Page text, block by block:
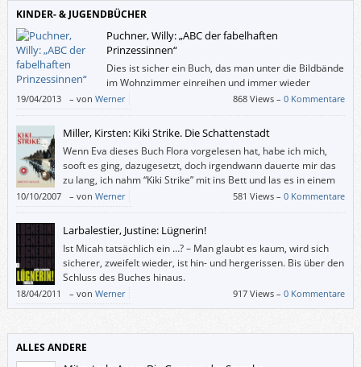
KINDER- & JUGENDBÜCHER
Puchner, Willy: „ABC der fabelhaften
Prinzessinnen“
Dies ist sicher ein Buch, das man unter die Bildbände
im Wohnzimmer einreihen und immer wieder
hervorholen wird. Kinder werden es später ihren
Kindern zeigen und immer noch selbst eine Freude daran haben.
19/04/2013 – von Werner 868 Views –0 Kommentare
Miller, Kirsten: Kiki Strike. Die Schattenstadt
Wenn Eva dieses Buch Flora vorgelesen hat, habe ich mich,
sooft es ging, dazugesetzt, doch irgendwann dauerte mir das
zu lang, ich nahm “Kiki Strike” mit ins Bett und las es in einem
Zug zu Ende.
10/10/2007 – von Werner 581 Views –0 Kommentare
Larbalestier, Justine: Lügnerin!
Ist Micah tatsächlich ein …? – Man glaubt es kaum, wird sich
sicherer, zweifelt wieder, ist hin- und hergerissen. Bis über den
Schluss des Buches hinaus.
18/04/2011 – von Werner 917 Views –0 Kommentare
ALLES ANDERE